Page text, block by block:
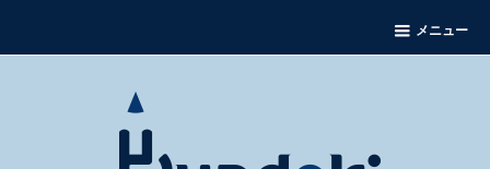
メニュー